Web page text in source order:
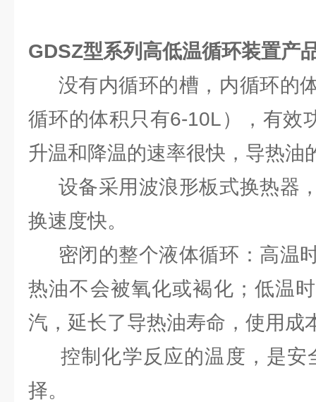
GDSZ型系列高低温循环装置产
没有内循环的槽，内循环的
循环的体积只有6-10L），有效
升温和降温的速率很快，导热油
设备采用波浪形板式换热器
换速度快。
密闭的整个液体循环：高温
热油不会被氧化或褐化；低温
汽，延长了导热油寿命，使用成
控制化学反应的温度，是安
择。